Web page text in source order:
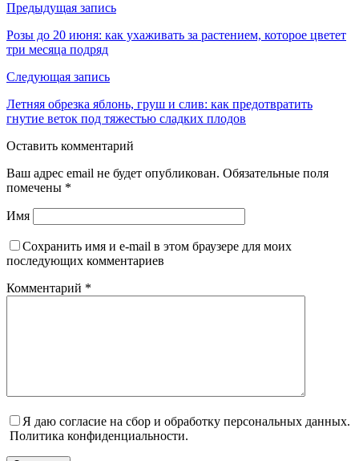
Предыдущая запись
Розы до 20 июня: как ухаживать за растением, которое цветет
три месяца подряд
Следующая запись
Летняя обрезка яблонь, груш и слив: как предотвратить
гнутие веток под тяжестью сладких плодов
Оставить комментарий
Ваш адрес email не будет опубликован. Обязательные поля
помечены *
Имя
Сохранить имя и e-mail в этом браузере для моих
последующих комментариев
Комментарий *
Я даю согласие на сбор и обработку персональных данных.
Политика конфиденциальности.